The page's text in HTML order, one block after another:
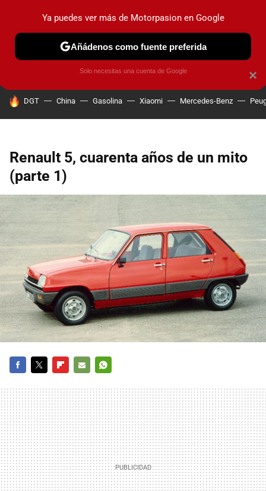
PRUEBAS COCHES ELÉCTRICOS OBSERVATORIO
HOY SE HABLA DE
DGT China Gasolina Xiaomi Mercedes-Benz
Renault 5, cuarenta años de un mito
(parte 1)
MAIL
×
Ya puedes ver más de Motorpasion en Google
Añádenos como fuente preferida
Solo necesitas una cuenta de Google